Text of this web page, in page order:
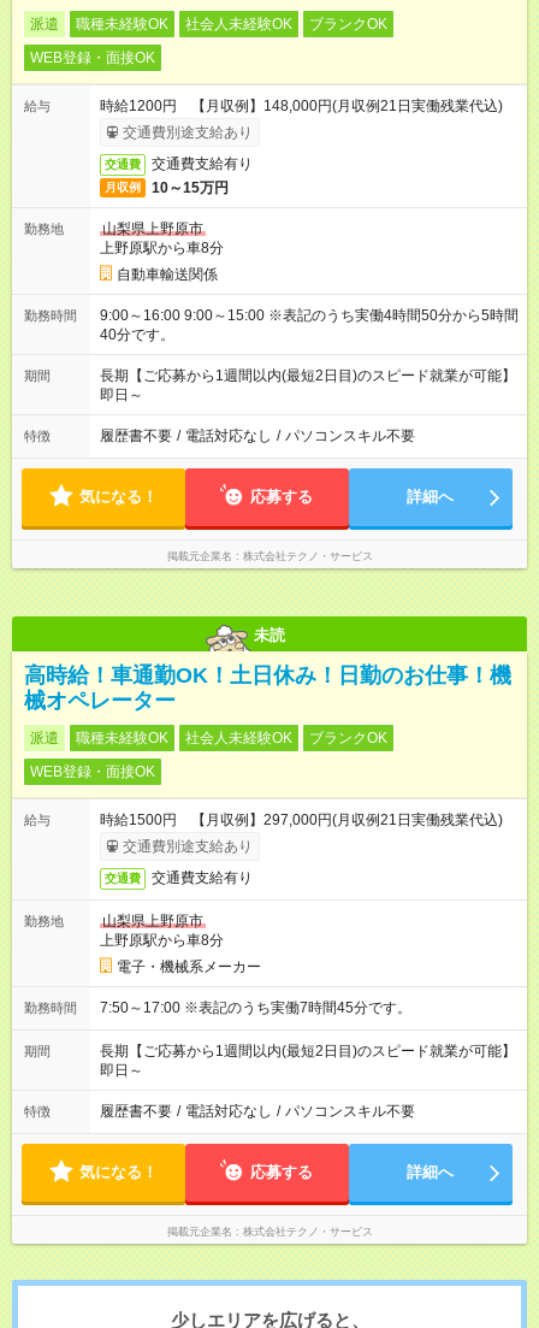
派遣 職種未経験OK 社会人未経験OK
ブランクOK
WEB登録・面接OK
給与
時給1200円 【月収例】148,000円(月収例21日実働残業代込)
交通費別途支給あり
交通費 交通費支給有り
月収例 10～15万円
勤務地
山梨県上野原市
上野原駅から車8分
自動車輸送関係
勤務時間
9:00～16:00 9:00～15:00 ※表記のうち実働4時間50分から5時間
40分です。
期間
長期【ご応募から1週間以内(最短2日目)のスピード就業が可能】
即日～
特徴 履歴書不要 / 電話対応なし / パソコンスキル不要
気になる！ 応募する 詳細へ
掲載元企業名 株式会社テクノ・サービス
未読
高時給！車通勤OK！土日休み！日勤のお仕事！機
械オペレーター
派遣 職種未経験OK 社会人未経験OK
ブランクOK
WEB登録・面接OK
給与
時給1500円 【月収例】297,000円(月収例21日実働残業代込)
交通費別途支給あり
交通費 交通費支給有り
勤務地
山梨県上野原市
上野原駅から車8分
電子・機械系メーカー
勤務時間 7:50～17:00 ※表記のうち実働7時間45分です。
期間
長期【ご応募から1週間以内(最短2日目)のスピード就業が可能】
即日～
特徴 履歴書不要 / 電話対応なし / パソコンスキル不要
気になる！ 応募する 詳細へ
掲載元企業名 株式会社テクノ・サービス
少しエリアを広げると、